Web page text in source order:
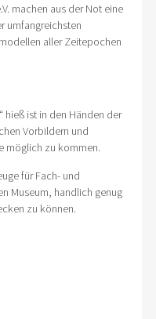
machen aus der Not eine
umfangreichsten
aller Zeitepochen
hieß ist in den Händen der
Vorbildern und
möglich zu kommen.
für Fach- und
Museum, handlich genug
zu können.